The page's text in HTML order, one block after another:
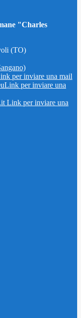
"Charles
(TO)
per inviare una mail
Link per inviare una
Link per inviare una